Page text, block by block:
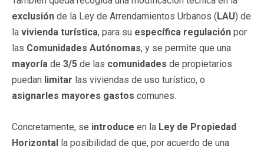
exclusión de la Ley de Arrendamientos Urbanos (LAU) de
la vivienda turística, para su específica regulación por
las Comunidades Autónomas, y se permite que una
mayoría de 3/5 de las comunidades de propietarios
puedan limitar las viviendas de uso turístico, o
asignarles mayores gastos comunes.
Concretamente, se introduce en la Ley de Propiedad
Horizontal la posibilidad de que, por acuerdo de una